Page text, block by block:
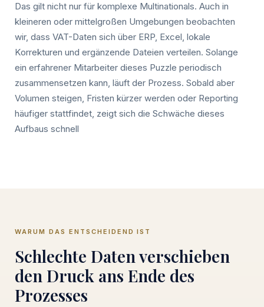
Das gilt nicht nur für komplexe Multinationals. Auch in
kleineren oder mittelgroßen Umgebungen beobachten
wir, dass VAT-Daten sich über ERP, Excel, lokale
Korrekturen und ergänzende Dateien verteilen. Solange
ein erfahrener Mitarbeiter dieses Puzzle periodisch
zusammensetzen kann, läuft der Prozess. Sobald aber
Volumen steigen, Fristen kürzer werden oder Reporting
häufiger stattfindet, zeigt sich die Schwäche dieses
Aufbaus schnell
WARUM DAS ENTSCHEIDEND IST
Schlechte Daten verschieben
den Druck ans Ende des
Prozesses